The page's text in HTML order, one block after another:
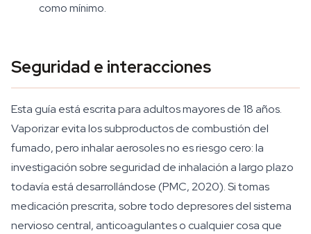
como mínimo.
Seguridad e interacciones
Esta guía está escrita para adultos mayores de 18 años.
Vaporizar evita los subproductos de combustión del
fumado, pero inhalar aerosoles no es riesgo cero: la
investigación sobre seguridad de inhalación a largo plazo
todavía está desarrollándose (PMC, 2020). Si tomas
medicación prescrita, sobre todo depresores del sistema
nervioso central, anticoagulantes o cualquier cosa que